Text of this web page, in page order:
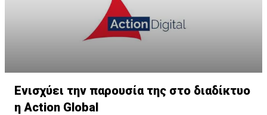
Ενισχύει την παρουσία της στο διαδίκτυο
η Action Global